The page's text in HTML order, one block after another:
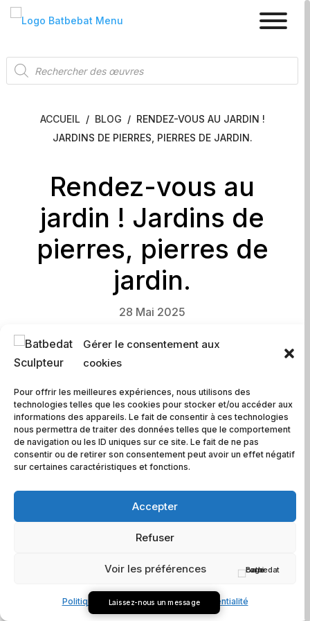
Gérer le consentement aux
cookies
Pour offrir les meilleures expériences, nous utilisons des
technologies telles que les cookies pour stocker et/ou accéder aux
informations des appareils. Le fait de consentir à ces technologies
nous permettra de traiter des données telles que le comportement
de navigation ou les ID uniques sur ce site. Le fait de ne pas
consentir ou de retirer son consentement peut avoir un effet négatif
sur certaines caractéristiques et fonctions.
Accepter
Refuser
Voir les préférences
Politique de cookiesCharte de confidentialité
Recherche
de
produits
ACCUEIL / BLOG / RENDEZ-VOUS AU JARDIN !
JARDINS DE PIERRES, PIERRES DE JARDIN.
Rendez-vous au
jardin ! Jardins de
pierres, pierres de
jardin.
28 Mai 2025
Bienvenue dans ceJardin de pierres
Certaines, inachevées, ont été re-découvertes,
Laissez-nous un message